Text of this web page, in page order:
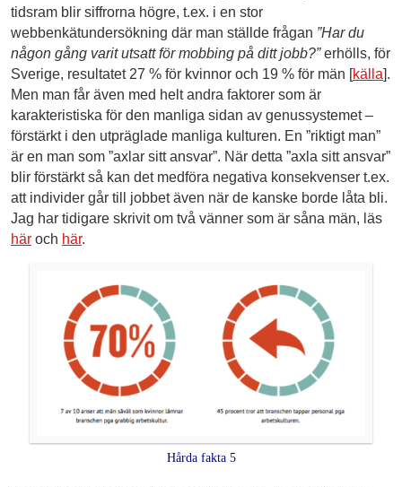
tidsram blir siffrorna högre, t.ex. i en stor
webbenkätundersökning där man ställde frågan ”Har du
någon gång varit utsatt för mobbing på ditt jobb?”erhölls, för
Sverige, resultatet 27 % för kvinnor och 19 % för män [källa].
Men man får även med helt andra faktorer som är
karakteristiska för den manliga sidan av genussystemet –
förstärkt i den utpräglade manliga kulturen. En ”riktigt man”
är en man som ”axlar sitt ansvar”. När detta ”axla sitt ansvar”
blir förstärkt så kan det medföra negativa konsekvenser t.ex.
att individer går till jobbet även när de kanske borde låta bli.
Jag har tidigare skrivit om två vänner som är såna män, läs
här och här.
Hårda fakta 5